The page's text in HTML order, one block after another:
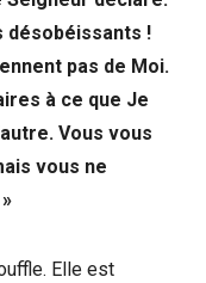
désobéissants !
pas de Moi.
à ce que Je
Vous vous
vous ne
Elle est